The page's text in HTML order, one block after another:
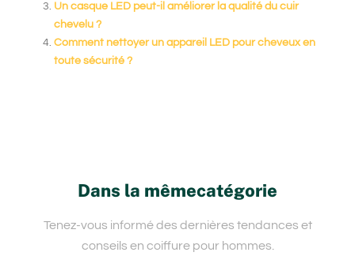
Un casque LED peut-il améliorer la qualité du cuir
chevelu ?
Comment nettoyer un appareil LED pour cheveux en
toute sécurité ?
Dans la mêmecatégorie
Tenez-vous informé des dernières tendances et
conseils en coiffure pour hommes.